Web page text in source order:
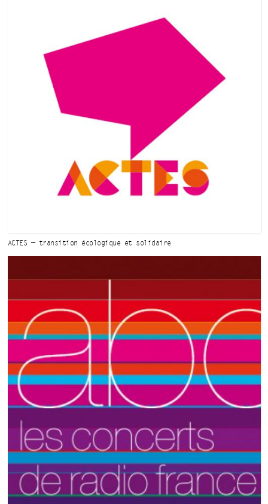
ACTES — transition écologique et solidaire